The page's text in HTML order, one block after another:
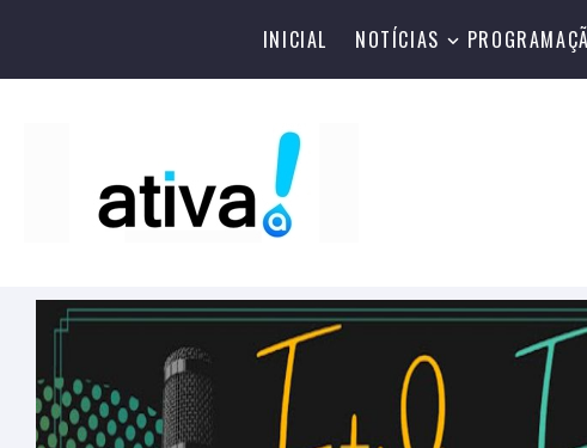
INICIAL NOTÍCIAS